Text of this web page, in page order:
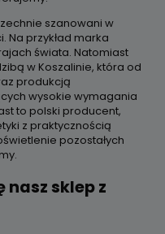
szanowani w
Na przykład marka
świata. Natomiast
w Koszalinie, która od
produkcją
wysokie wymagania
to polski producent,
z praktycznością
pozostałych
sklep z